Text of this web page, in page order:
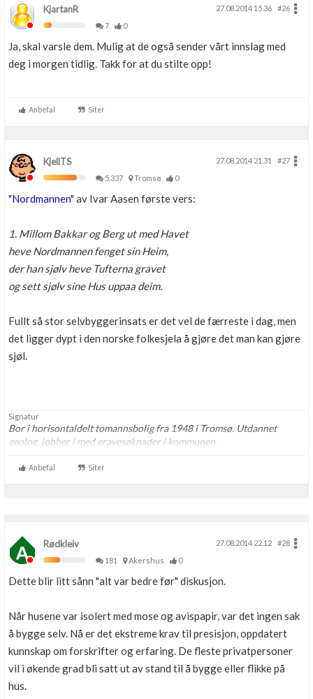
KjartanR 27.08.2014 15.36
#26
7
0
Ja, skal varsle dem. Mulig at de også sender vårt innslag med
deg i morgen tidlig. Takk for at du stilte opp!
Anbefal Siter
KjellTS 27.08.2014 21.31
#27
5,337
Tromsø 0
"Nordmannen" av Ivar Aasen første vers:
1. Millom Bakkar og Berg ut med Havet
heve Nordmannen fenget sin Heim,
der han sjølv heve Tufterna gravet
og sett sjølv sine Hus uppaa deim.
Fullt så stor selvbyggerinsats er det vel de færreste i dag, men
det ligger dypt i den norske folkesjela å gjøre det man kan gjøre
sjøl.
Signatur
Bor i horisontaldelt tomannsbolig fra 1948 i Tromsø. Utdannet
geolog, jobber i med gravesøknader i kommunen.
Anbefal Siter
Rødkleiv 27.08.2014 22.12
#28
181
Akershus 0
Dette blir litt sånn "alt var bedre før" diskusjon.
Når husene var isolert med mose og avispapir, var det ingen sak
å bygge selv. Nå er det ekstreme krav til presisjon, oppdatert
kunnskap om forskrifter og erfaring. De fleste privatpersoner
vil i økende grad bli satt ut av stand til å bygge eller flikke på
hus.